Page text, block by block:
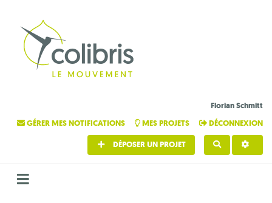
Florian Schmitt
GÉRER MES NOTIFICATIONS
MES PROJETS DÉCONNEXION
DÉPOSER UN PROJET